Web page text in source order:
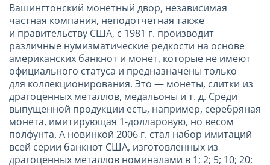
Вашингтонский монетный двор, независимая
частная компания, неподотчетная также
и правительству США, с 1981 г. производит
различные нумизматические редкости на основе
американских банкнот и монет, которые не имеют
официального статуса и предназначены только
для коллекционирования. Это — монеты, слитки из
драгоценных металлов, медальоны и т. д. Среди
выпущенной продукции есть, например, серебряная
монета, имитирующая 1-долларовую, но весом
полфунта. А новинкой 2006 г. стал набор имитаций
всей серии банкнот США, изготовленных из
драгоценных металлов номиналами в 1; 2; 5; 10; 20;